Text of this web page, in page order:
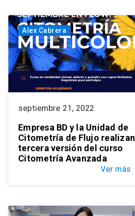
Alex Cabrera
septiembre 21, 2022
Empresa BD y la Unidad de
Citometría de Flujo realizan
tercera versión del curso
Citometría Avanzada
Ver más